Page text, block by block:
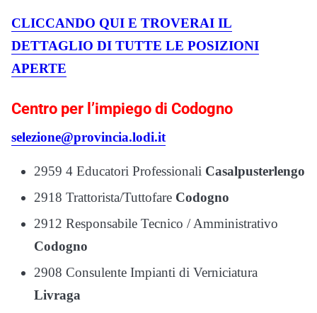
CLICCANDO QUI E TROVERAI IL
DETTAGLIO DI TUTTE LE POSIZIONI
APERTE
Centro per l’impiego di Codogno
selezione@provincia.lodi.it
2959 4 Educatori Professionali Casalpusterlengo
2918 Trattorista/Tuttofare Codogno
2912 Responsabile Tecnico / Amministrativo
Codogno
2908 Consulente Impianti di Verniciatura
Livraga